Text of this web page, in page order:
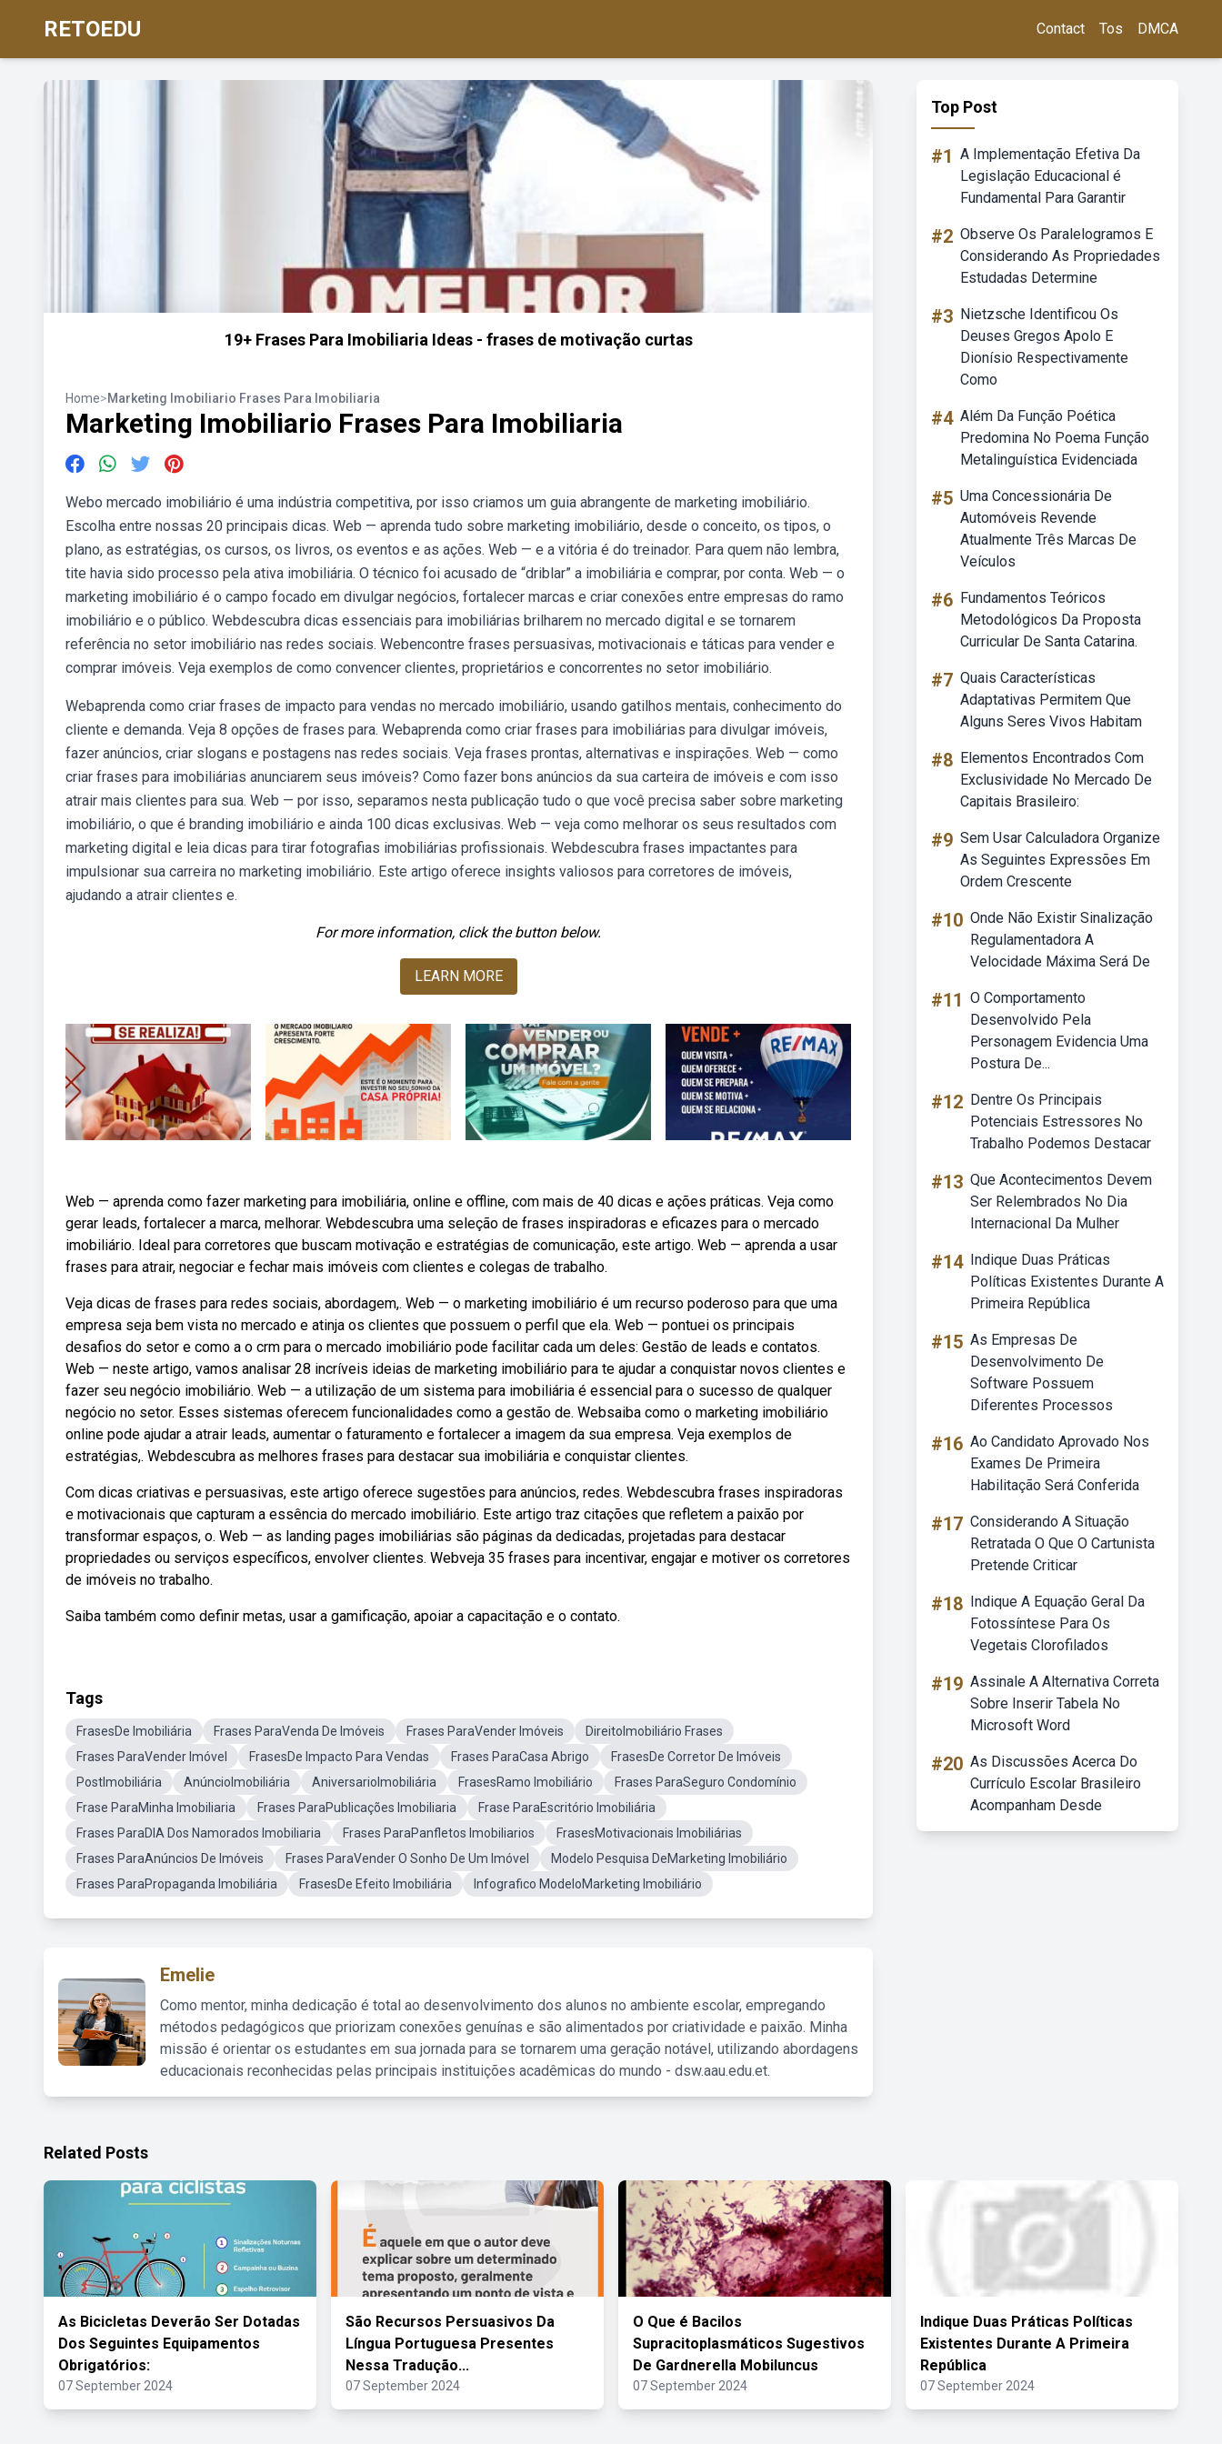
RETOEDU Contact Tos DMCA
19+ Frases Para Imobiliaria Ideas - frases de motivação curtas
Home>Marketing Imobiliario Frases Para Imobiliaria
Marketing Imobiliario Frases Para Imobiliaria
Webo mercado imobiliário é uma indústria competitiva, por isso criamos um guia abrangente de marketing imobiliário.
Escolha entre nossas 20 principais dicas. Web — aprenda tudo sobre marketing imobiliário, desde o conceito, os tipos, o
plano, as estratégias, os cursos, os livros, os eventos e as ações. Web — e a vitória é do treinador. Para quem não lembra,
tite havia sido processo pela ativa imobiliária. O técnico foi acusado de “driblar” a imobiliária e comprar, por conta. Web — o
marketing imobiliário é o campo focado em divulgar negócios, fortalecer marcas e criar conexões entre empresas do ramo
imobiliário e o público. Webdescubra dicas essenciais para imobiliárias brilharem no mercado digital e se tornarem
referência no setor imobiliário nas redes sociais. Webencontre frases persuasivas, motivacionais e táticas para vender e
comprar imóveis. Veja exemplos de como convencer clientes, proprietários e concorrentes no setor imobiliário.
Webaprenda como criar frases de impacto para vendas no mercado imobiliário, usando gatilhos mentais, conhecimento do
cliente e demanda. Veja 8 opções de frases para. Webaprenda como criar frases para imobiliárias para divulgar imóveis,
fazer anúncios, criar slogans e postagens nas redes sociais. Veja frases prontas, alternativas e inspirações. Web — como
criar frases para imobiliárias anunciarem seus imóveis? Como fazer bons anúncios da sua carteira de imóveis e com isso
atrair mais clientes para sua. Web — por isso, separamos nesta publicação tudo o que você precisa saber sobre marketing
imobiliário, o que é branding imobiliário e ainda 100 dicas exclusivas. Web — veja como melhorar os seus resultados com
marketing digital e leia dicas para tirar fotografias imobiliárias profissionais. Webdescubra frases impactantes para
impulsionar sua carreira no marketing imobiliário. Este artigo oferece insights valiosos para corretores de imóveis,
ajudando a atrair clientes e.
For more information, click the button below.
LEARN MORE
Web — aprenda como fazer marketing para imobiliária, online e offline, com mais de 40 dicas e ações práticas. Veja como
gerar leads, fortalecer a marca, melhorar. Webdescubra uma seleção de frases inspiradoras e eficazes para o mercado
imobiliário. Ideal para corretores que buscam motivação e estratégias de comunicação, este artigo. Web — aprenda a usar
frases para atrair, negociar e fechar mais imóveis com clientes e colegas de trabalho.
Veja dicas de frases para redes sociais, abordagem,. Web — o marketing imobiliário é um recurso poderoso para que uma
empresa seja bem vista no mercado e atinja os clientes que possuem o perfil que ela. Web — pontuei os principais
desafios do setor e como a o crm para o mercado imobiliário pode facilitar cada um deles: Gestão de leads e contatos.
Web — neste artigo, vamos analisar 28 incríveis ideias de marketing imobiliário para te ajudar a conquistar novos clientes e
fazer seu negócio imobiliário. Web — a utilização de um sistema para imobiliária é essencial para o sucesso de qualquer
negócio no setor. Esses sistemas oferecem funcionalidades como a gestão de. Websaiba como o marketing imobiliário
online pode ajudar a atrair leads, aumentar o faturamento e fortalecer a imagem da sua empresa. Veja exemplos de
estratégias,. Webdescubra as melhores frases para destacar sua imobiliária e conquistar clientes.
Com dicas criativas e persuasivas, este artigo oferece sugestões para anúncios, redes. Webdescubra frases inspiradoras
e motivacionais que capturam a essência do mercado imobiliário. Este artigo traz citações que refletem a paixão por
transformar espaços, o. Web — as landing pages imobiliárias são páginas da dedicadas, projetadas para destacar
propriedades ou serviços específicos, envolver clientes. Webveja 35 frases para incentivar, engajar e motiver os corretores
de imóveis no trabalho.
Saiba também como definir metas, usar a gamificação, apoiar a capacitação e o contato.
Tags
FrasesDe Imobiliária Frases ParaVenda De Imóveis Frases ParaVender Imóveis
DireitoImobiliário Frases
Frases ParaVender Imóvel
FrasesDe Impacto Para Vendas Frases ParaCasa Abrigo
FrasesDe Corretor De Imóveis
PostImobiliária
AnúncioImobiliária AniversarioImobiliária FrasesRamo Imobiliário
Frases ParaSeguro Condomínio
Frase ParaMinha Imobiliaria
Frases ParaPublicações Imobiliaria
Frase ParaEscritório Imobiliária
Frases ParaDIA Dos Namorados Imobiliaria
Frases ParaPanfletos Imobiliarios
FrasesMotivacionais Imobiliárias
Frases ParaAnúncios De Imóveis
Frases ParaVender O Sonho De Um Imóvel
Modelo Pesquisa DeMarketing Imobiliário
Frases ParaPropaganda Imobiliária
FrasesDe Efeito Imobiliária Infografico ModeloMarketing Imobiliário
Emelie
Como mentor, minha dedicação é total ao desenvolvimento dos alunos no ambiente escolar, empregando
métodos pedagógicos que priorizam conexões genuínas e são alimentados por criatividade e paixão. Minha
missão é orientar os estudantes em sua jornada para se tornarem uma geração notável, utilizando abordagens
educacionais reconhecidas pelas principais instituições acadêmicas do mundo - dsw.aau.edu.et.
Top Post
#1 A Implementação Efetiva Da
Legislação Educacional é
Fundamental Para Garantir
#2 Observe Os Paralelogramos E
Considerando As Propriedades
Estudadas Determine
#3 Nietzsche Identificou Os
Deuses Gregos Apolo E
Dionísio Respectivamente
Como
#4 Além Da Função Poética
Predomina No Poema Função
Metalinguística Evidenciada
#5 Uma Concessionária De
Automóveis Revende
Atualmente Três Marcas De
Veículos
#6 Fundamentos Teóricos
Metodológicos Da Proposta
Curricular De Santa Catarina.
#7 Quais Características
Adaptativas Permitem Que
Alguns Seres Vivos Habitam
#8 Elementos Encontrados Com
Exclusividade No Mercado De
Capitais Brasileiro:
#9 Sem Usar Calculadora Organize
As Seguintes Expressões Em
Ordem Crescente
#10 Onde Não Existir Sinalização
Regulamentadora A
Velocidade Máxima Será De
#11 O Comportamento
Desenvolvido Pela
Personagem Evidencia Uma
Postura De...
#12 Dentre Os Principais
Potenciais Estressores No
Trabalho Podemos Destacar
#13 Que Acontecimentos Devem
Ser Relembrados No Dia
Internacional Da Mulher
#14 Indique Duas Práticas
Políticas Existentes Durante A
Primeira República
#15 As Empresas De
Desenvolvimento De
Software Possuem
Diferentes Processos
#16 Ao Candidato Aprovado Nos
Exames De Primeira
Habilitação Será Conferida
#17 Considerando A Situação
Retratada O Que O Cartunista
Pretende Criticar
#18 Indique A Equação Geral Da
Fotossíntese Para Os
Vegetais Clorofilados
#19 Assinale A Alternativa Correta
Sobre Inserir Tabela No
Microsoft Word
#20 As Discussões Acerca Do
Currículo Escolar Brasileiro
Acompanham Desde
Related Posts
As Bicicletas Deverão Ser Dotadas
Dos Seguintes Equipamentos
Obrigatórios:
07 September 2024
São Recursos Persuasivos Da
Língua Portuguesa Presentes
Nessa Tradução...
07 September 2024
O Que é Bacilos
Supracitoplasmáticos Sugestivos
De Gardnerella Mobiluncus
07 September 2024
Indique Duas Práticas Políticas
Existentes Durante A Primeira
República
07 September 2024